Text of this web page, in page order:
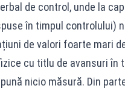
de control, unde la
în timpul controlului)
de valori foarte mari
cu titlu de avansuri în
nicio măsură. Din